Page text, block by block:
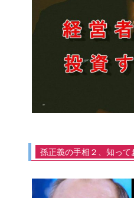
孫正義の手相２、知って